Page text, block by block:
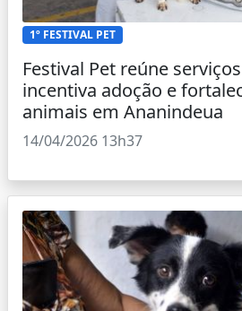
1º FESTIVAL PET
Festival Pet reúne
incentiva adoção e
animais em Ananindeua
14/04/2026 13h37